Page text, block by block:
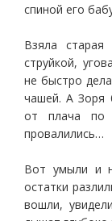
спиной его
Взяла
струйкой,
не быстро
чашей. А Зоря
от плача по
провалились…
Вот умыли и
остатки
вошли,